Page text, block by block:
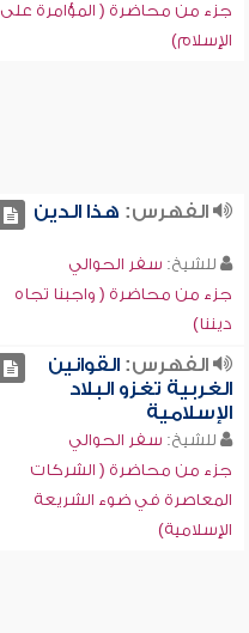
جزء من محاضرة ( المؤامرة على
الإسلام)
الفهرس: هذا الدين
للشيخ: سفر الحوالي
جزء من محاضرة ( واجبنا تجاه
ديننا)
الفهرس:القوانين
الغربية تغزو البلاد
الإسلامية
للشيخ: سفر الحوالي
جزء من محاضرة ( الشركات
المعاصرة في ضوء الشريعة
الإسلامية)